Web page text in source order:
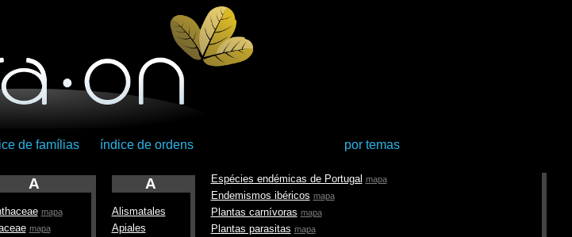
de famílias índice de ordens por temas
A
mapa
mapa
A
Alismatales
Apiales
Espécies endémicas de Portugal mapa
Endemismos ibéricos mapa
Plantas carnívoras mapa
Plantas parasitas mapa